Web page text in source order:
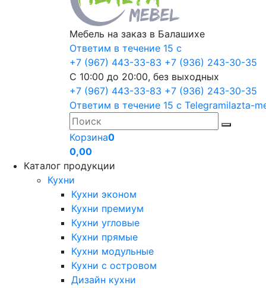
Мебель на заказ в Балашихе
Ответим в течение 15 с
+7 (967) 443-33-83 +7 (936) 243-30-35
С 10:00 до 20:00, без выходных
+7 (967) 443-33-83 +7 (936) 243-30-35
Ответим в течение 15 с Telegramilazta-
Корзина0
0,00
Каталог продукции
Кухни
Кухни эконом
Кухни премиум
Кухни угловые
Кухни прямые
Кухни модульные
Кухни с островом
Дизайн кухни